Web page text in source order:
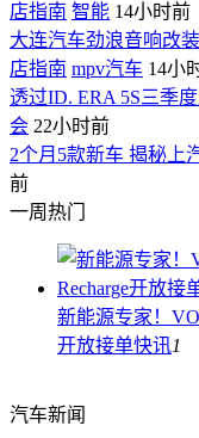
店指南 智能 14小时前
大连汽车劲浪音响改
店指南 mpv汽车 14小
透过ID. ERA 5S三季
会 22小时前
2个月5款新车 揭秘上
前
一周热门
新能源专家！
开放接单快讯1
汽车新闻